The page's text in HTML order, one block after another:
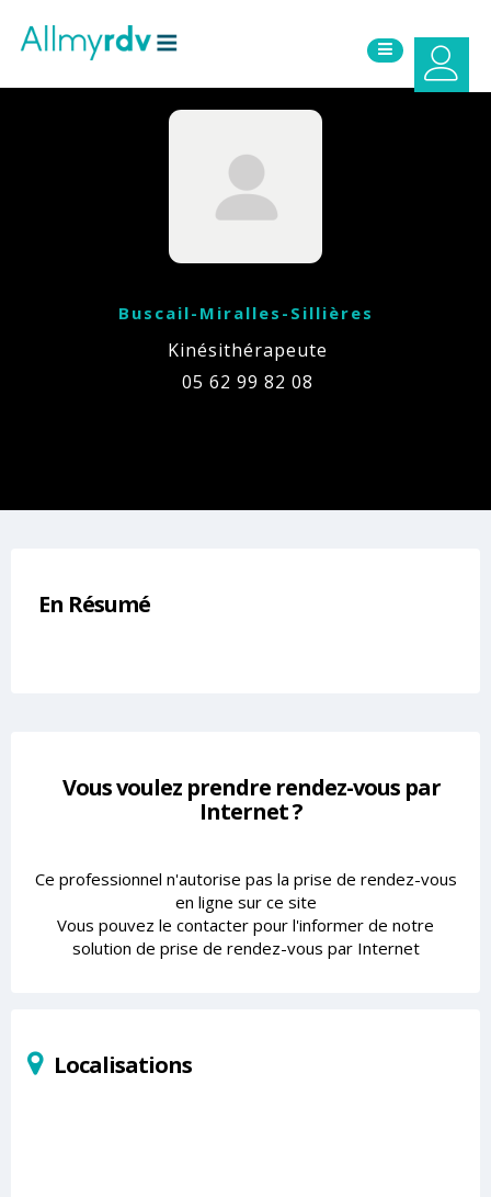
Buscail-Miralles-Sillières
Kinésithérapeute
05 62 99 82 08
En Résumé
Vous voulez prendre rendez-vous par
Internet ?
Ce professionnel n'autorise pas la prise de rendez-vous
en ligne sur ce site
Vous pouvez le contacter pour l'informer de notre
solution de prise de rendez-vous par Internet
Localisations